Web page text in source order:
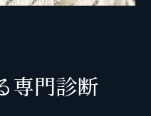
専門診断